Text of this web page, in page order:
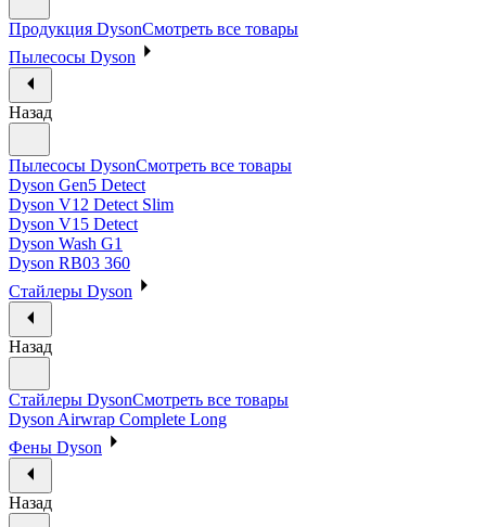
Продукция DysonСмотреть все товары
Пылесосы Dyson
Назад
Пылесосы DysonСмотреть все товары
Dyson Gen5 Detect
Dyson V12 Detect Slim
Dyson V15 Detect
Dyson Wash G1
Dyson RB03 360
Стайлеры Dyson
Назад
Стайлеры DysonСмотреть все товары
Dyson Airwrap Complete Long
Фены Dyson
Назад